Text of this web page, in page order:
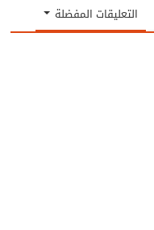
التعليقات المفضلة